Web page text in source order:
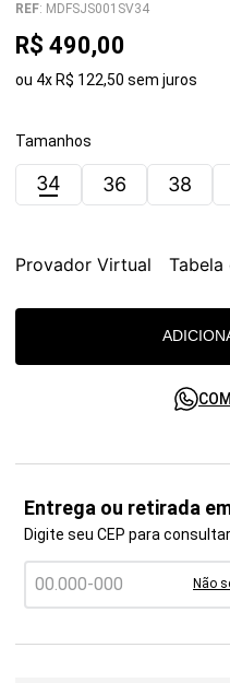
REF: MDFSJS001SV34
R$ 490,00
ou 4x R$ 122,50 sem juros
Tamanhos
34 36 38
Provador Virtual Tabela
Entrega ou retirada
Digite seu CEP para
Não